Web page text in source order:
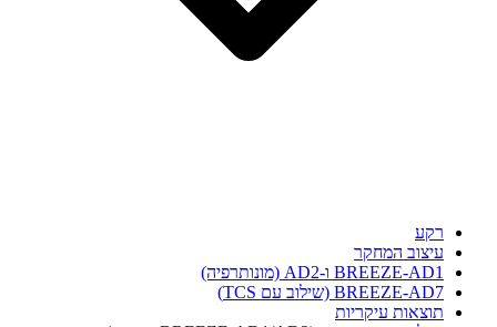
רקע
עיצוב המחקר
BREEZE-AD1 ו-AD2 (מונותרפיה)
BREEZE-AD7 (שילוב עם TCS)
תוצאות עיקריות